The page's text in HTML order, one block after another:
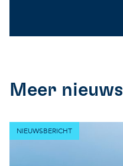
Meer nieuws
NIEUWSBERICHT